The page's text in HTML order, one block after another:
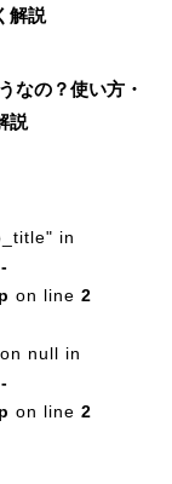
解説
なの？使い方・
説
in
on line 2
null in
on line 2